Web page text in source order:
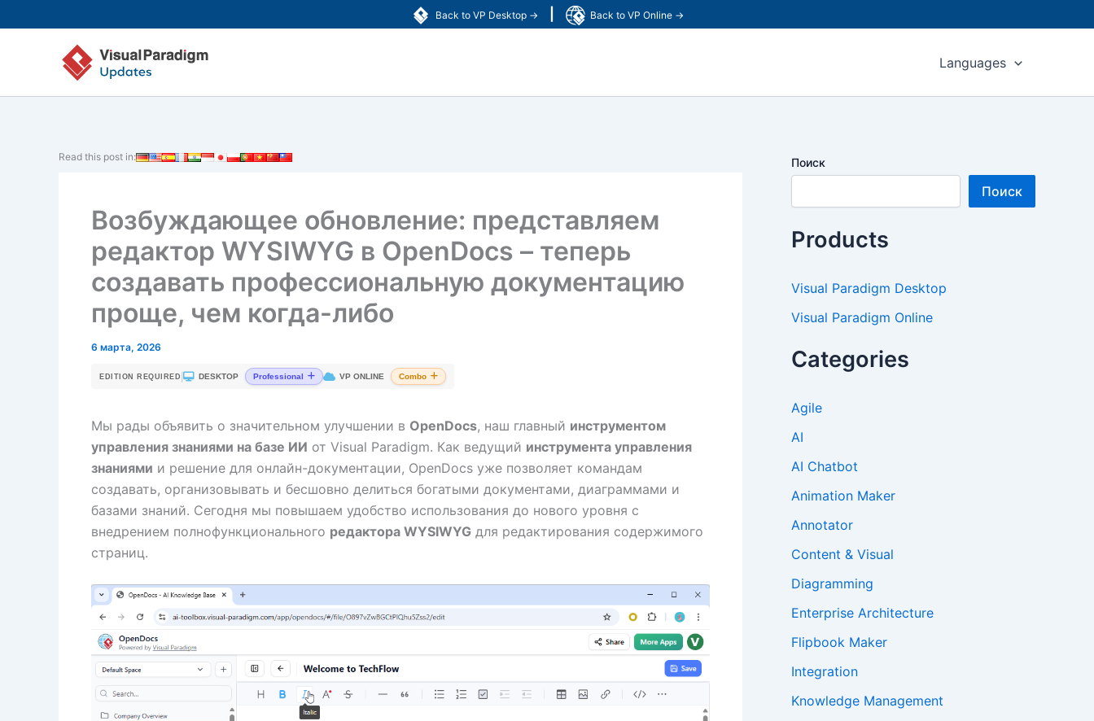
Back to VP Desktop → Back to VP Online →
к
содержимому
Languages
Read this post in:
Возбуждающее обновление: представляем
редактор WYSIWYG в OpenDocs – теперь
создавать профессиональную документацию
проще, чем когда-либо
6 марта, 2026
EDITION REQUIRED DESKTOP Professional VP ONLINE Combo
Мы рады объявить о значительном улучшении в OpenDocs, наш главный инструментом
управления знаниями на базе ИИ от Visual Paradigm. Как ведущий инструмента управления
знаниями и решение для онлайн-документации, OpenDocs уже позволяет командам
создавать, организовывать и бесшовно делиться богатыми документами, диаграммами и
базами знаний. Сегодня мы повышаем удобство использования до нового уровня с
внедрением полнофункционального редактора WYSIWYG для редактирования содержимого
страниц.
Поиск
Поиск
Products
Visual Paradigm Desktop
Visual Paradigm Online
Categories
Agile
AI
AI Chatbot
Animation Maker
Annotator
Content & Visual
Diagramming
Enterprise Architecture
Flipbook Maker
Integration
Knowledge Management